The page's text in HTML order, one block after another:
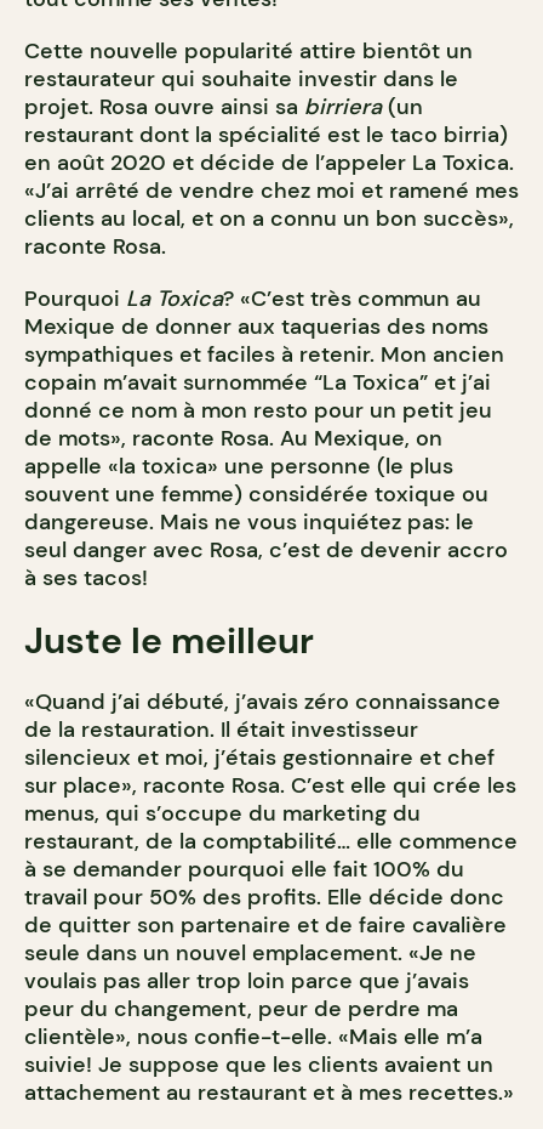
Cette nouvelle popularité attire bientôt un
restaurateur qui souhaite investir dans le
projet. Rosa ouvre ainsi sa birriera(un
restaurant dont la spécialité est le taco birria)
en août 2020 et décide de l’appeler La Toxica.
«J’ai arrêté de vendre chez moi et ramené mes
clients au local, et on a connu un bon succès»,
raconte Rosa.
Pourquoi La Toxica? «C’est très commun au
Mexique de donner aux taquerias des noms
sympathiques et faciles à retenir. Mon ancien
copain m’avait surnommée “La Toxica” et j’ai
donné ce nom à mon resto pour un petit jeu
de mots», raconte Rosa. Au Mexique, on
appelle «la toxica» une personne (le plus
souvent une femme) considérée toxique ou
dangereuse. Mais ne vous inquiétez pas: le
seul danger avec Rosa, c’est de devenir accro
à ses tacos!
Juste le meilleur
«Quand j’ai débuté, j’avais zéro connaissance
de la restauration. Il était investisseur
silencieux et moi, j’étais gestionnaire et chef
sur place», raconte Rosa. C’est elle qui crée les
menus, qui s’occupe du marketing du
restaurant, de la comptabilité… elle commence
à se demander pourquoi elle fait 100% du
travail pour 50% des profits. Elle décide donc
de quitter son partenaire et de faire cavalière
seule dans un nouvel emplacement. «Je ne
voulais pas aller trop loin parce que j’avais
peur du changement, peur de perdre ma
clientèle», nous confie-t-elle. «Mais elle m’a
suivie! Je suppose que les clients avaient un
attachement au restaurant et à mes recettes.»